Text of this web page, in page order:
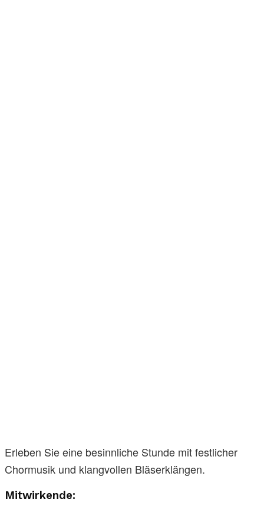
Erleben Sie eine besinnliche Stunde mit festlicher
Chormusik und klangvollen Bläserklängen.
Mitwirkende: